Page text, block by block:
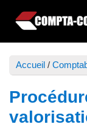
Passer
contenu
principal
Passer
la
barre
latérale
principale
Cours
exercices
de
comptabilité
Accueil /